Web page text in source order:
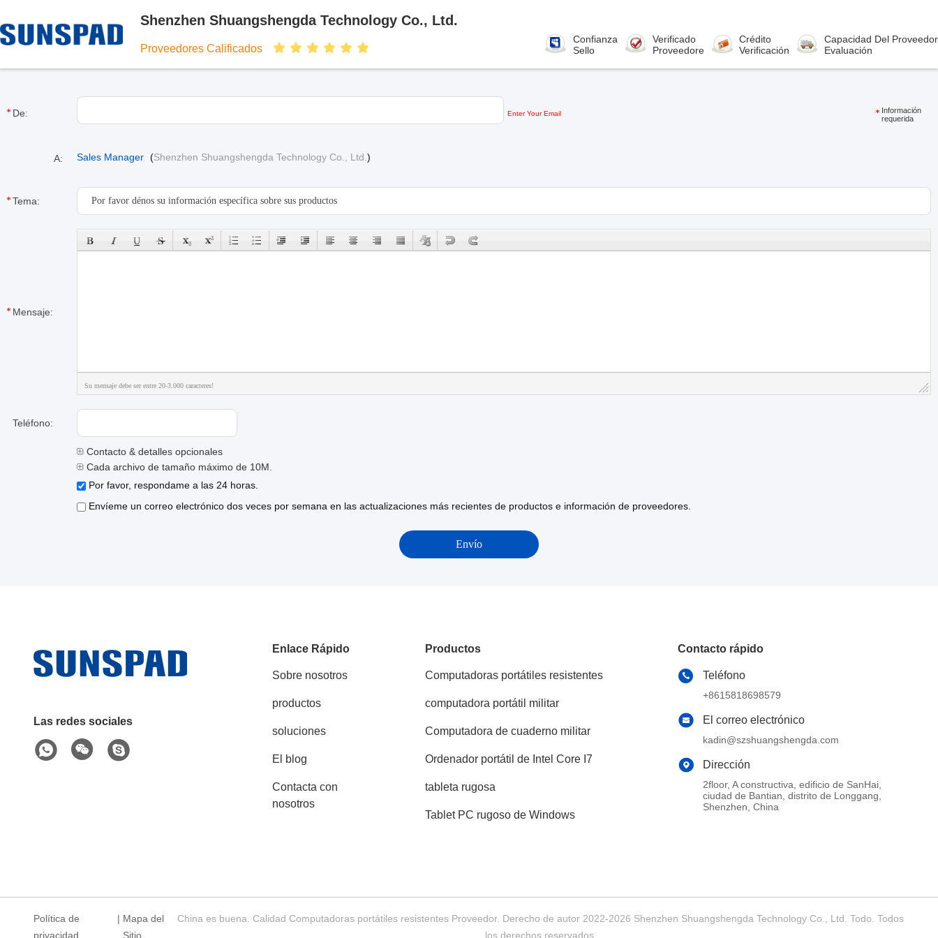
Shenzhen Shuangshengda Technology Co., Ltd.
Proveedores Calificados
Confianza
Sello
Verificado
Proveedore
Crédito
Verificación
Capacidad Del Proveedor
Evaluación
De: Enter Your Email
Información
requerida
A: Sales Manager (Shenzhen Shuangshengda Technology Co., Ltd. )
Tema:
Mensaje:
Su mensaje debe ser entre 20-3.000 caracteres!
Teléfono:
Contacto & detalles opcionales
Cada archivo de tamaño máximo de 10M.
Por favor, respondame a las 24 horas.
Envíeme un correo electrónico dos veces por semana en las actualizaciones más recientes de productos e información de proveedores.
Las redes sociales
Enlace Rápido
Sobre nosotros
productos
soluciones
El blog
Contacta con
nosotros
Productos
Computadoras portátiles resistentes
computadora portátil militar
Computadora de cuaderno militar
Ordenador portátil de Intel Core I7
tableta rugosa
Tablet PC rugoso de Windows
Contacto rápido
Teléfono
+8615818698579
El correo electrónico
kadin@szshuangshengda.com
Dirección
2floor, A constructiva, edificio de SanHai,
ciudad de Bantian, distrito de Longgang,
Shenzhen, China
Política de
privacidad
| Mapa del
Sitio
China es buena. Calidad Computadoras portátiles resistentes Proveedor. Derecho de autor 2022-2026 Shenzhen Shuangshengda Technology Co., Ltd. Todo. Todos
los derechos reservados.